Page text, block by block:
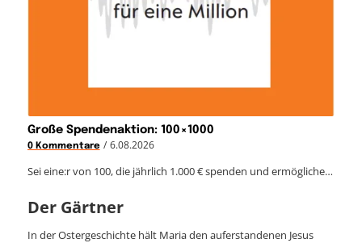
Große Spendenaktion: 100×1000
0 Kommentare / 6.08.2026
Sei eine:r von 100, die jährlich 1.000 € spenden und ermögliche…
Der Gärtner
In der Ostergeschichte hält Maria den auferstandenen Jesus